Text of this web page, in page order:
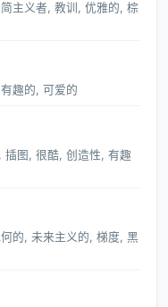
主义者, 教训, 优雅的, 棕
趣的, 可爱的
图, 很酷, 创造性, 有趣
的, 未来主义的, 梯度, 黑